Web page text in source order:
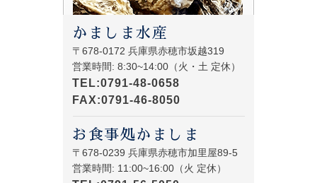
かましま水産
〒678-0172 兵庫県赤穂市坂越319
営業時間: 8:30~14:00（火・土 定休）
TEL:0791-48-0658
FAX:0791-46-8050
お食事処かましま
〒678-0239 兵庫県赤穂市加里屋89-5
営業時間: 11:00~16:00（火 定休）